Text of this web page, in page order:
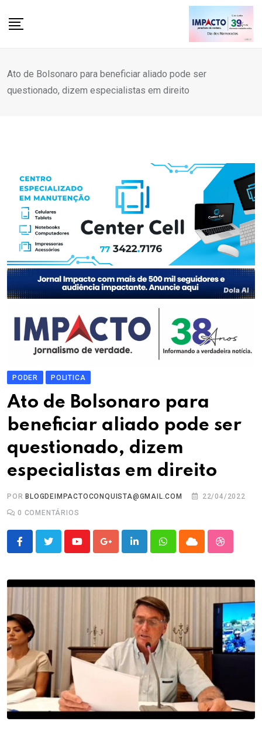
Ato de Bolsonaro para beneficiar aliado pode ser
questionado, dizem especialistas em direito
PODER POLITICA
Ato de Bolsonaro para
beneficiar aliado pode ser
questionado, dizem
especialistas em direito
POR BLOGDEIMPACTOCONQUISTA@GMAIL.COM
22/04/2022
0 COMENTÁRIOS
YoutubeGoogle+LinkedInWhatsappCloud